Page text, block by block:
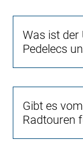
Was ist der
Pedelecs
Gibt es
Radtouren